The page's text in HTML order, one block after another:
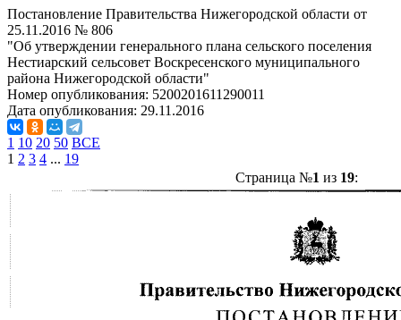
Постановление Правительства Нижегородской области от
25.11.2016 № 806
"Об утверждении генерального плана сельского поселения
Нестиарский сельсовет Воскресенского муниципального
района Нижегородской области"
Номер опубликования: 5200201611290011
Дата опубликования: 29.11.2016
1 10 20 50 ВСЕ
1 2 3 4 ... 19
Страница №1 из 19: